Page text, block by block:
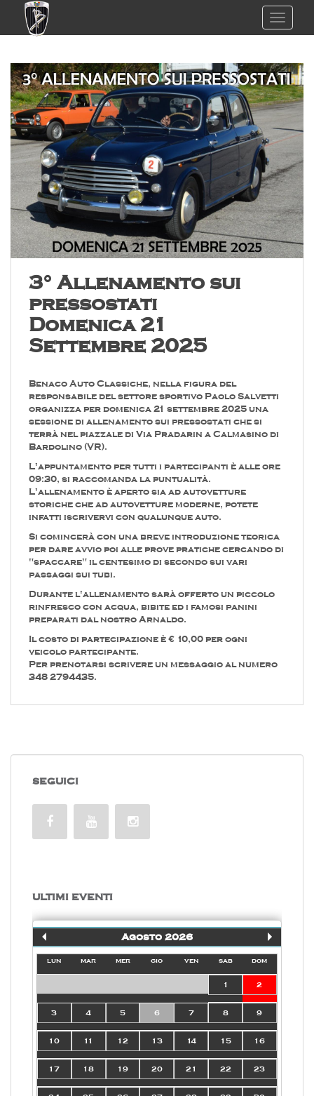
3° Allenamento sui
pressostati
Domenica 21
Settembre 2025
Benaco Auto Classiche, nella figura del
responsabile del settore sportivo Paolo Salvetti
organizza per domenica 21 settembre 2025 una
sessione di allenamento sui pressostati che si
terrà nel piazzale di Via Pradarin a Calmasino di
Bardolino (VR).
L'appuntamento per tutti i partecipanti è alle ore
09:30, si raccomanda la puntualità.
L'allenamento è aperto sia ad autovetture
storiche che ad autovetture moderne, potete
infatti iscrivervi con qualunque auto.
Si comincerà con una breve introduzione teorica
per dare avvio poi alle prove pratiche cercando di
"spaccare" il centesimo di secondo sui vari
passaggi sui tubi.
Durante l'allenamento sarà offerto un piccolo
rinfresco con acqua, bibite ed i famosi panini
preparati dal nostro Arnaldo.
Il costo di partecipazione è € 10,00 per ogni
veicolo partecipante.
Per prenotarsi scrivere un messaggio al numero
348 2794435.
SEGUICI
ULTIMI EVENTI
Agosto 2026
lun mar mer gio ven sab dom
1 2
3 4 5 6 7 8 9
10 11 12 13 14 15 16
17 18 19 20 21 22 23